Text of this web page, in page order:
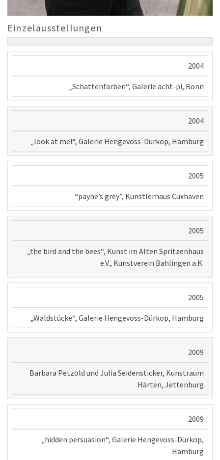
Einzelausstellungen
2004
„Schattenfarben“, Galerie acht-p!, Bonn
2004
„look at me!“, Galerie Hengevoss-Dürkop, Hamburg
2005
“payne’s grey”, Künstlerhaus Cuxhaven
2005
„the bird and the bees“, Kunst im Alten Spritzenhaus
e.V., Kunstverein Bahlingen a.K.
2005
„Waldstücke“, Galerie Hengevoss-Dürkop, Hamburg
2009
Barbara Petzold und Julia Seidensticker, Kunstraum
Härten, Jettenburg
2009
„hidden persuasion“, Galerie Hengevoss-Dürkop,
Hamburg